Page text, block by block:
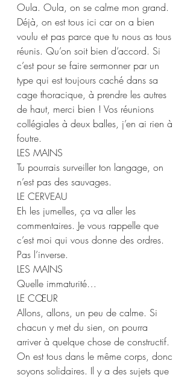
Oula. Oula, on se calme mon grand.
Déjà, on est tous ici car on a bien
voulu et pas parce que tu nous as tous
réunis. Qu’on soit bien d’accord. Si
c’est pour se faire sermonner par un
type qui est toujours caché dans sa
cage thoracique, à prendre les autres
de haut, merci bien ! Vos réunions
collégiales à deux balles, j’en ai rien à
foutre.
LES MAINS
Tu pourrais surveiller ton langage, on
n’est pas des sauvages.
LE CERVEAU
Eh les jumelles, ça va aller les
commentaires. Je vous rappelle que
c’est moi qui vous donne des ordres.
Pas l’inverse.
LES MAINS
Quelle immaturité…
LE CŒUR
Allons, allons, un peu de calme. Si
chacun y met du sien, on pourra
arriver à quelque chose de constructif.
On est tous dans le même corps, donc
soyons solidaires. Il y a des sujets que